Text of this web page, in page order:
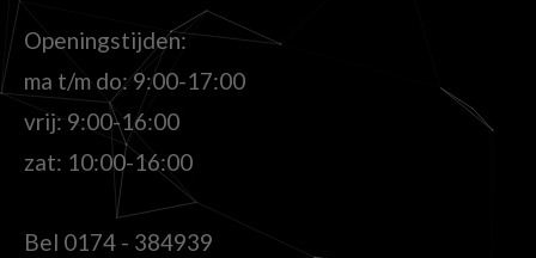
Openingstijden:
ma t/m do: 9:00-17:00
vrij: 9:00-16:00
zat: 10:00-16:00
Bel 0174 - 384939